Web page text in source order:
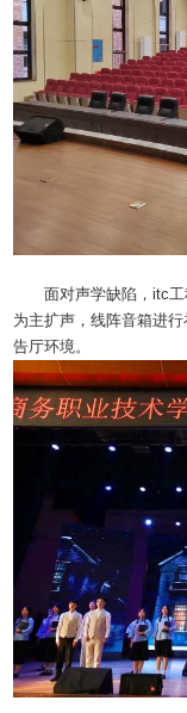
面对声学缺陷，itc
为主扩声，线阵音箱进
告厅环境。